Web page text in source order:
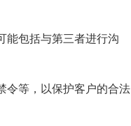
能包括与第三者进行沟
令等，以保护客户的合法